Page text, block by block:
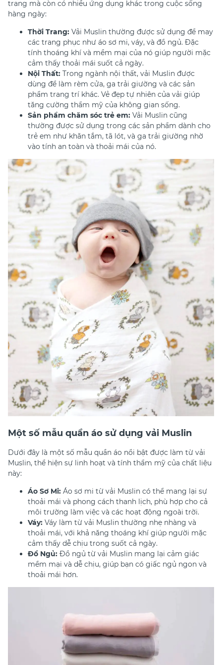
trang mà còn có nhiều ứng dụng khác trong cuộc sống
hàng ngày:
Thời Trang: Vải Muslin thường được sử dụng để may
các trang phục như áo sơ mi, váy, và đồ ngủ. Đặc
tính thoáng khí và mềm mại của nó giúp người mặc
cảm thấy thoải mái suốt cả ngày.
Nội Thất: Trong ngành nội thất, vải Muslin được
dùng để làm rèm cửa, ga trải giường và các sản
phẩm trang trí khác. Vẻ đẹp tự nhiên của vải giúp
tăng cường thẩm mỹ của không gian sống.
Sản phẩm chăm sóc trẻ em: Vải Muslin cũng
thường được sử dụng trong các sản phẩm dành cho
trẻ em như khăn tắm, tã lót, và ga trải giường nhờ
vào tính an toàn và thoải mái của nó.
Một số mẫu quần áo sử dụng vải Muslin
Dưới đây là một số mẫu quần áo nổi bật được làm từ vải
Muslin, thể hiện sự linh hoạt và tính thẩm mỹ của chất liệu
này:
Áo Sơ Mi: Áo sơ mi từ vải Muslin có thể mang lại sự
thoải mái và phong cách thanh lịch, phù hợp cho cả
môi trường làm việc và các hoạt động ngoài trời.
Váy: Váy làm từ vải Muslin thường nhẹ nhàng và
thoải mái, với khả năng thoáng khí giúp người mặc
cảm thấy dễ chịu trong suốt cả ngày.
Đồ Ngủ: Đồ ngủ từ vải Muslin mang lại cảm giác
mềm mại và dễ chịu, giúp bạn có giấc ngủ ngon và
thoải mái hơn.